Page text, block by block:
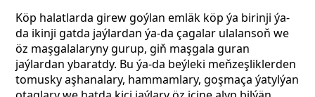
Köp halatlarda girew goýlan emläk köp ýa birinji ýa-
da ikinji gatda jaýlardan ýa-da çagalar ulalansoň we
öz maşgalalaryny gurup, giň maşgala guran
jaýlardan ybaratdy. Bu ýa-da beýleki meňzeşliklerden
tomusky aşhanalary, hammamlary, goşmaça ýatylýan